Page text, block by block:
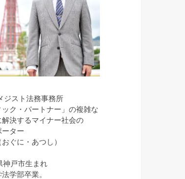
ジスト法務事務所
ック・パートナー」の複雑な
解決するマイナー社会の
ーター
ぐに・あつし）
神戸市生まれ
学部卒業。